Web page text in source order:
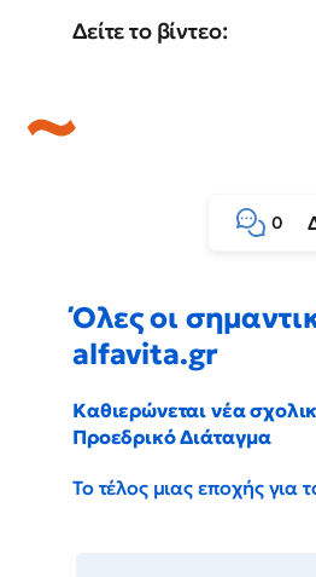
Δείτε το βίντεο:
0
Όλες οι
alfavita.gr
Καθιερώνεται νέα
Προεδρικό Διάταγμα
Το τέλος μιας εποχής